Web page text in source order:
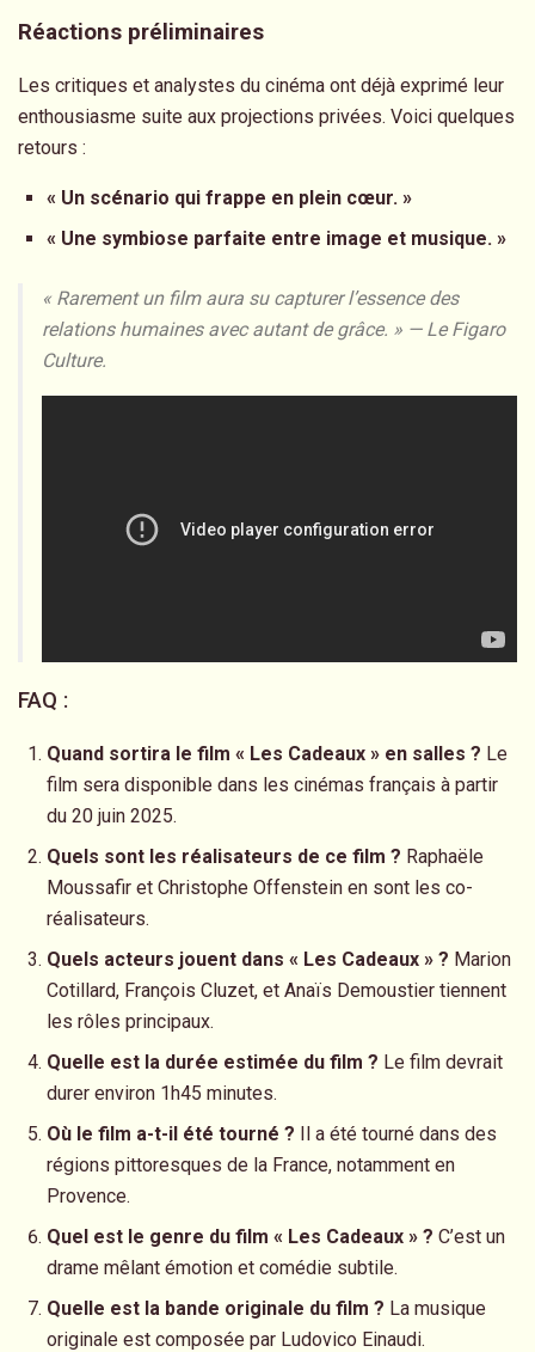
Réactions préliminaires
Les critiques et analystes du cinéma ont déjà exprimé leur
enthousiasme suite aux projections privées. Voici quelques
retours :
« Un scénario qui frappe en plein cœur. »
« Une symbiose parfaite entre image et musique. »
« Rarement un film aura su capturer l’essence des
relations humaines avec autant de grâce. » — Le Figaro
Culture.
FAQ :
Quand sortira le film « Les Cadeaux » en salles ? Le
film sera disponible dans les cinémas français à partir
du 20 juin 2025.
Quels sont les réalisateurs de ce film ? Raphaële
Moussafir et Christophe Offenstein en sont les co-
réalisateurs.
Quels acteurs jouent dans « Les Cadeaux » ? Marion
Cotillard, François Cluzet, et Anaïs Demoustier tiennent
les rôles principaux.
Quelle est la durée estimée du film ? Le film devrait
durer environ 1h45 minutes.
Où le film a-t-il été tourné ? Il a été tourné dans des
régions pittoresques de la France, notamment en
Provence.
Quel est le genre du film « Les Cadeaux » ? C’est un
drame mêlant émotion et comédie subtile.
Quelle est la bande originale du film ? La musique
originale est composée par Ludovico Einaudi.